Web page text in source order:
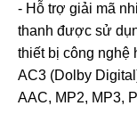
- Hỗ trợ giải mã
thanh được sử
thiết bị công nghệ
AC3 (Dolby
AAC, MP2, MP3,